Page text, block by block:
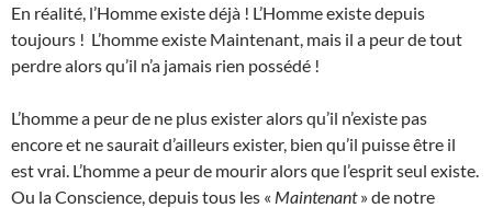
En réalité, l’Homme existe déjà ! L’Homme existe depuis
toujours ! L’homme existe Maintenant, mais il a peur de tout
perdre alors qu’il n’a jamais rien possédé !
L’homme a peur de ne plus exister alors qu’il n’existe pas
encore et ne saurait d’ailleurs exister, bien qu’il puisse être il
est vrai. L’homme a peur de mourir alors que l’esprit seul existe.
Ou la Conscience, depuis tous les « Maintenant» de notre